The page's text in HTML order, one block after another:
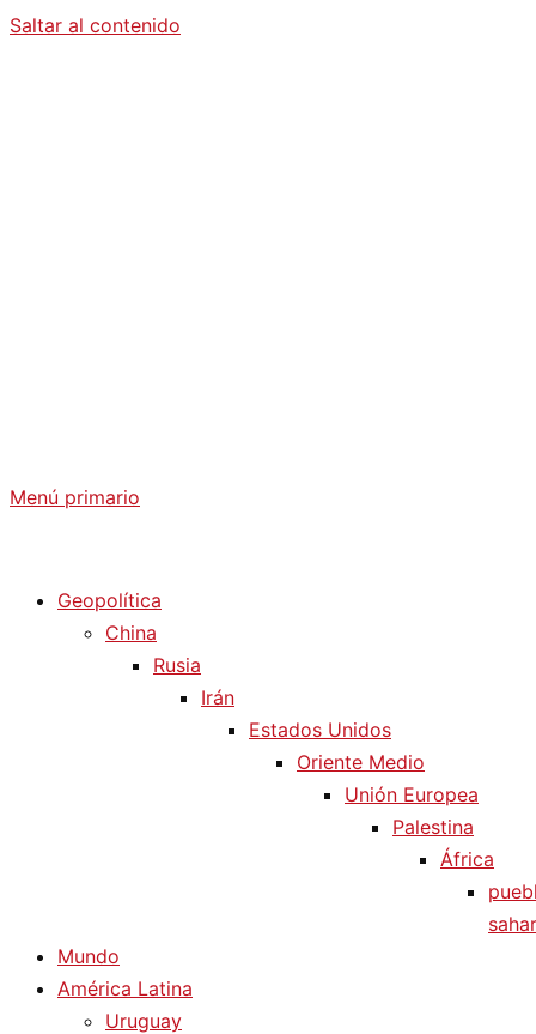
Saltar al contenido
Menú primario
Geopolítica
China
Rusia
Irán
Estados Unidos
Oriente Medio
Unión Europea
Palestina
África
Mundo
América Latina
Uruguay